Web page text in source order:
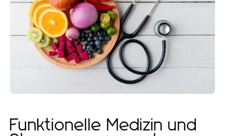
Funktionelle Medizin und